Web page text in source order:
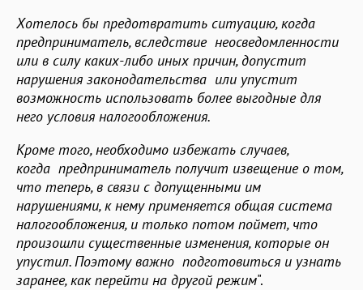
Хотелось бы предотвратить ситуацию, когда
предприниматель, вследствие неосведомленности
или в силу каких-либо иных причин, допустит
нарушения законодательства или упустит
возможность использовать более выгодные для
него условия налогообложения.
Кроме того, необходимо избежать случаев,
когда предприниматель получит извещение о том,
что теперь, в связи с допущенными им
нарушениями, к нему применяется общая система
налогообложения, и только потом поймет, что
произошли существенные изменения, которые он
упустил. Поэтому важно подготовиться и узнать
заранее, как перейти на другой режим".